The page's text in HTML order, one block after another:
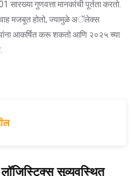
गुणवत्ता मानकांची पूर्तता करतो.
मजबूत होतो, ज्यामुळे अॅलेक्स
आकर्षित करू शकतो आणि २०२५ च्या
सुव्यवस्थित